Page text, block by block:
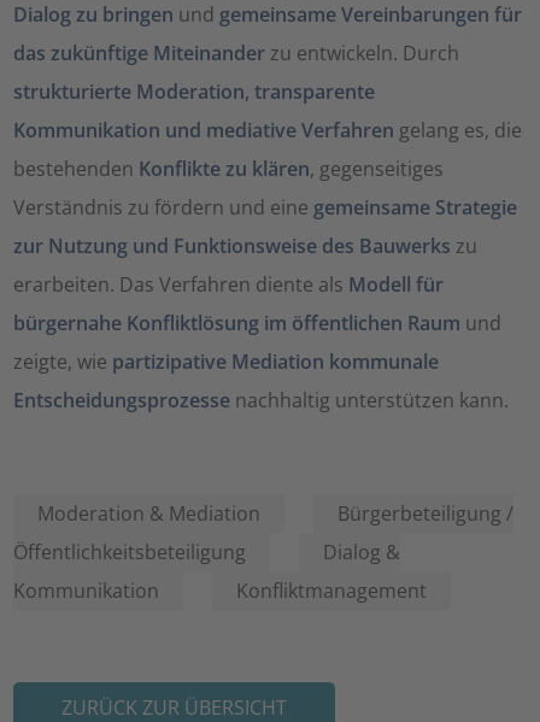
Dialog zu bringen und gemeinsame Vereinbarungen für
das zukünftige Miteinander zu entwickeln. Durch
strukturierte Moderation, transparente
Kommunikation und mediative Verfahren gelang es, die
bestehenden Konflikte zu klären, gegenseitiges
Verständnis zu fördern und eine gemeinsame Strategie
zur Nutzung und Funktionsweise des Bauwerks zu
erarbeiten. Das Verfahren diente als Modell für
bürgernahe Konfliktlösung im öffentlichen Raum und
zeigte, wie partizipative Mediation kommunale
Entscheidungsprozesse nachhaltig unterstützen kann.
Moderation & Mediation
Bürgerbeteiligung /
Öffentlichkeitsbeteiligung
Dialog &
Kommunikation
Konfliktmanagement
ZURÜCK ZUR ÜBERSICHT